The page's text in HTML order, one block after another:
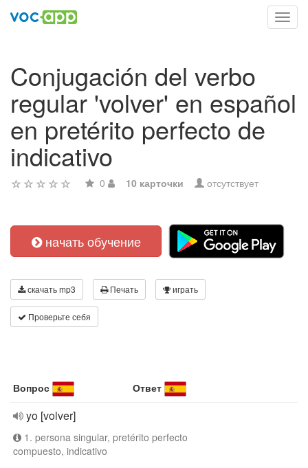
Conjugación del verbo
regular 'volver' en español
en pretérito perfecto de
indicativo
0 10 карточки отсутствует
начать обучение
скачать mp3 Печать играть
Проверьте себя
Вопрос Ответ
yo [volver]
1. persona singular, pretérito perfecto
compuesto, indicativo